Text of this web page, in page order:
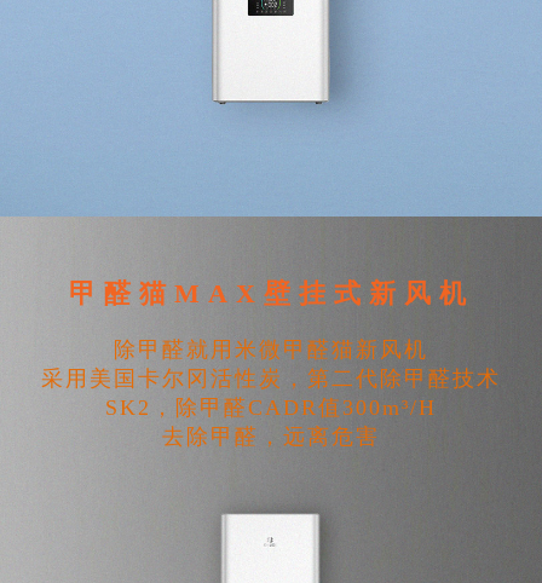
甲醛猫MAX壁挂式新风机
除甲醛就用米微甲醛猫新风机
采用美国卡尔冈活性炭，第二代除甲醛技术
SK2，除甲醛CADR值300m³/H
去除甲醛，远离危害